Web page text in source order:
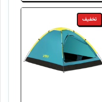
۱۶,۵۰۰,۰۰۰ تومان
بود.
۱۵,۵۰۰,۰۰۰ تومان
تخفیف